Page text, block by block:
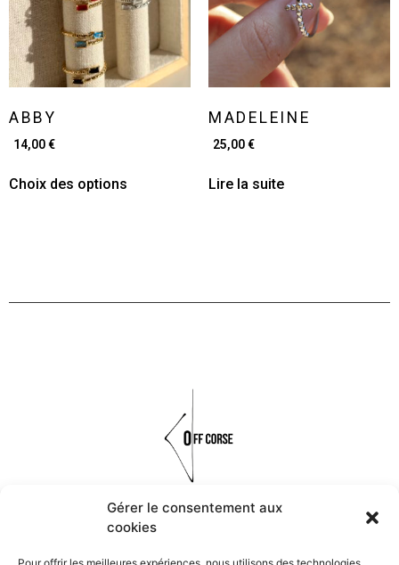
Gérer le consentement aux
cookies
ABBY
14,00€
Choix des options
MADELEINE
25,00€
Lire la suite
Réalisés à la main à partir de matières organiques, naturelles et